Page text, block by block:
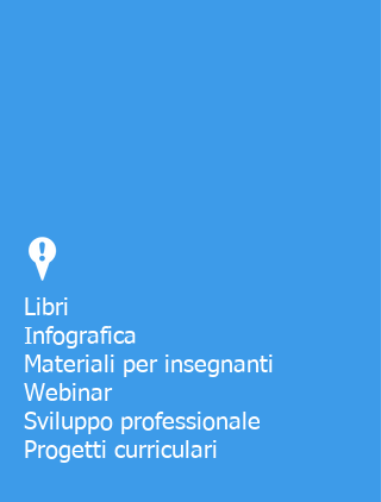
Libri
Infografica
Materiali per insegnanti
Webinar
Sviluppo professionale
Progetti curriculari